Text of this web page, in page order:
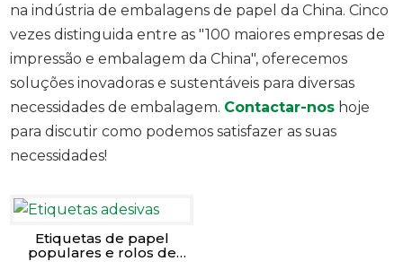
na indústria de embalagens de papel da China. Cinco
vezes distinguida entre as "100 maiores empresas de
impressão e embalagem da China", oferecemos
soluções inovadoras e sustentáveis para diversas
necessidades de embalagem. Contactar-nos hoje
para discutir como podemos satisfazer as suas
necessidades!
Etiquetas de papel
populares e rolos de